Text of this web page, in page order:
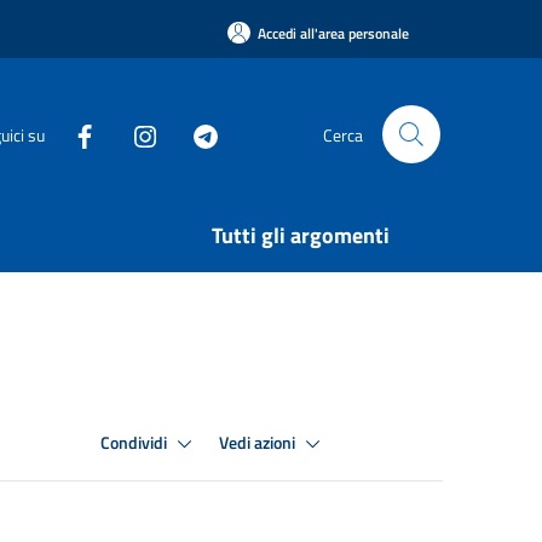
Accedi all'area personale
su Cerca
Tutti gli argomenti
Condividi Vedi azioni